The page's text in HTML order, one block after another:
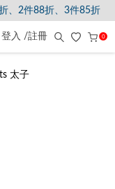
、2件88折、3件85折
登入 /註冊 0
太子